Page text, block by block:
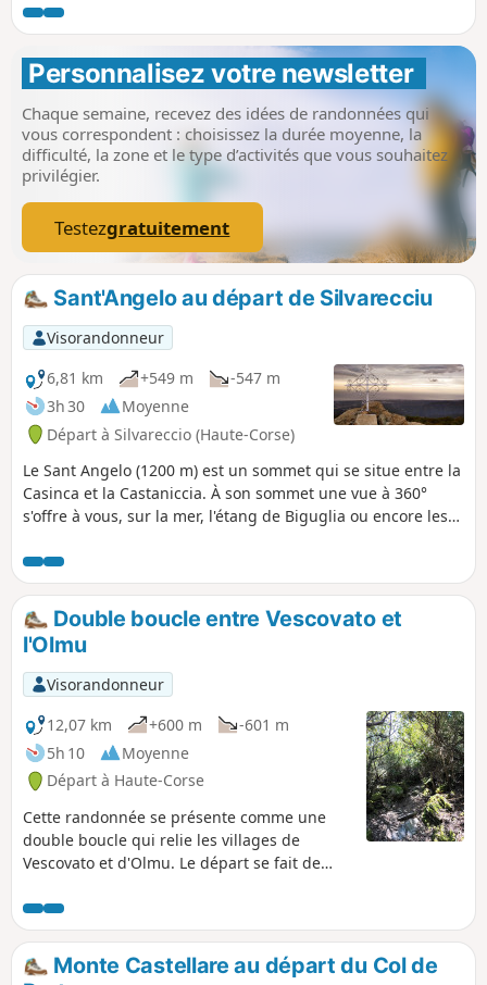
part de Silvareccio, le départ depuis Carogne
ou Monte vous mènera hors des sentiers
battus sur d'anciens sentiers et pistes
abandonnés et il a l'avantage de parcourir
une boucle. (!) Descriptif ancien, des sentiers
semblent avoir disparu, voir les avis
Personnalisez votre newsletter
Chaque semaine, recevez des idées de randonnées qui
vous correspondent : choisissez la durée moyenne, la
difficulté, la zone et le type d’activités que vous souhaitez
privilégier.
Testezgratuitement
Sant'Angelo au départ de Silvarecciu
Visorandonneur
6,81 km
+549 m
-547 m
3h 30
Moyenne
Départ à Silvareccio (Haute-Corse)
Le Sant Angelo (1200 m) est un sommet qui se situe entre la
Casinca et la Castaniccia. À son sommet une vue à 360°
s'offre à vous, sur la mer, l'étang de Biguglia ou encore les
bois, sous la protection des châtaigniers, majoritairement.
Double boucle entre Vescovato et
l'Olmu
Visorandonneur
12,07 km
+600 m
-601 m
5h 10
Moyenne
Départ à Haute-Corse
Cette randonnée se présente comme une
double boucle qui relie les villages de
Vescovato et d'Olmu. Le départ se fait de
découvrir pour les plus curieux et traverse le
village d'Olmu qui ravira les amoureux des
"vieilles pierres" des villages insulaires. Les
paysages traversés sont variés, passant des
Monte Castellare au départ du Col de